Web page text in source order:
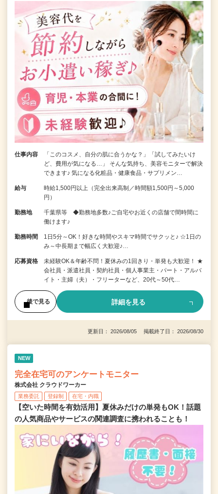
仕事内容
「このコスメ、自分の肌に合うかな？」「試してみたいけ
ど、費用が気になる…」 そんな気持ち、美容モニターで解決
できます♪ 気になる化粧品・健康食品・サプリメン…
給与
時給1,500円以上（完全出来高制／時間額1,500円～5,000
円）
勤務地
千葉県等 ◆勤務地多数♪ご自宅やお近くの店舗で間時間に
働けます♪
勤務時間
1日5分～OK！好きな時間やスキマ時間でサクッと♪ ☆1日の
み～中長期まで幅広く大歓迎♪…
応募資格
未経験OK＆年齢不問！夏休みの1回きり・単発も大歓迎！ ★
会社員・派遣社員・契約社員・個人事業主・パート・アルバ
イト・主婦（夫）・フリーターなど、20代～50代…
後で見る 詳細を見る
更新日： 2026/08/05 掲載終了日： 2026/08/30
NEW
完全在宅可のアンケートモニター
株式会社 クラウドワーカー
業務委託 登録制 在宅・内職
【空いた時間を有効活用】夏休みだけの単発もOK！話題
の人気商品やサービスの関連調査に携われることも！